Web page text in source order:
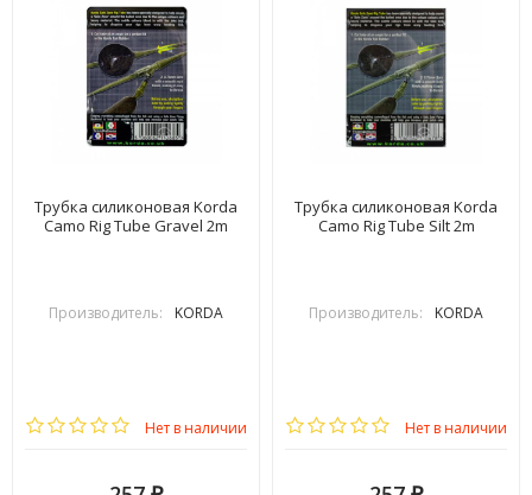
Трубка силиконовая Korda
Camo Rig Tube Gravel 2m
Производитель: KORDA
Нет в наличии
Трубка силиконовая Korda
Camo Rig Tube Silt 2m
Производитель: KORDA
Нет в наличии